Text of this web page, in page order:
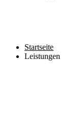
Startseite
Leistungen